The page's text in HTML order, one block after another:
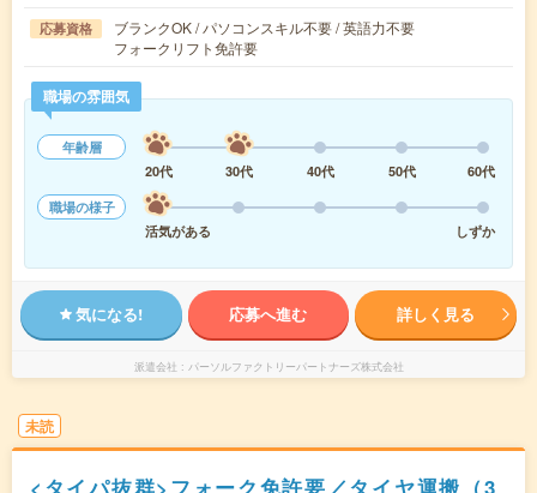
応募資格
ブランクOK / パソコンスキル不要 / 英語力不要
フォークリフト免許要
職場の雰囲気
年齢層
20代
30代 40代 50代
60代
職場の様子
活気がある
しずか
気になる! 応募へ進む 詳しく見る
派遣会社 パーソルファクトリーパートナーズ株式会社
未読
<タイパ抜群>フォーク免許要／タイヤ運搬（3